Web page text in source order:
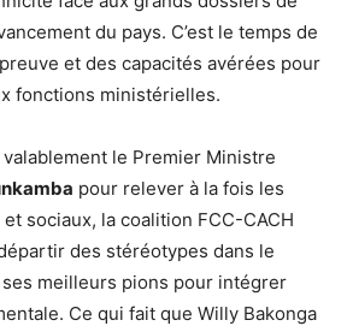
du pays. C’est le temps de
et des capacités avérées pour
fonctions ministérielles.
le Premier Ministre
pour relever à la fois les
sociaux, la coalition FCC-CACH
des stéréotypes dans le
meilleurs pions pour intégrer
Ce qui fait que Willy Bakonga